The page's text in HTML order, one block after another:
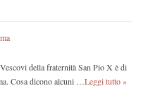
della fraternità San Pio X è di
Cosa dicono alcuni … Leggi tutto »